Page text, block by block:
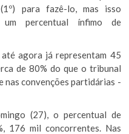
para fazê-lo, mas isso
percentual ínfimo de
agora já representam 45
de 80% do que o tribunal
nas convenções partidárias -
(27), o percentual de
176 mil concorrentes. Nas